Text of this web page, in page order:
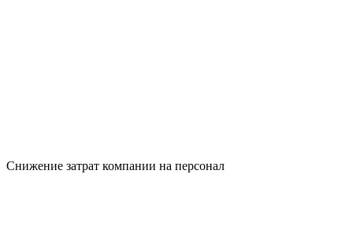
Снижение затрат компании на персонал